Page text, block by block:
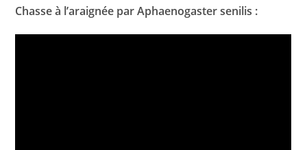
Chasse à l’araignée par Aphaenogaster senilis :